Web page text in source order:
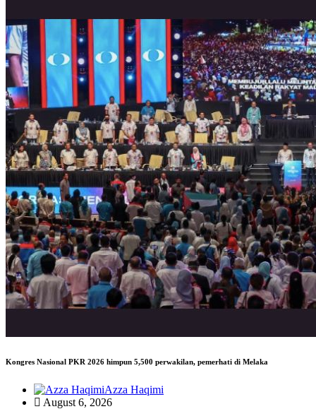
Kongres Nasional PKR 2026 himpun 5,500 perwakilan, pemerhati di Melaka
Azza Haqimi
August 6, 2026